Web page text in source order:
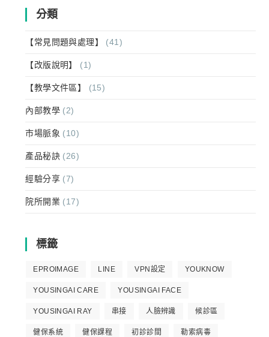
分類
【常見問題與處理】 (41)
【改版說明】 (1)
【教學文件區】 (15)
內部教學 (2)
市場脈象 (10)
產品秘訣 (26)
經驗分享 (7)
院所開業 (17)
標籤
EPROIMAGE LINE VPN設定 YOUKNOW
YOUSINGAI CARE YOUSINGAI FACE
YOUSINGAI RAY 串接 人臉辨識 候診區
健保系統 健保課程 初診診間 勒索病毒